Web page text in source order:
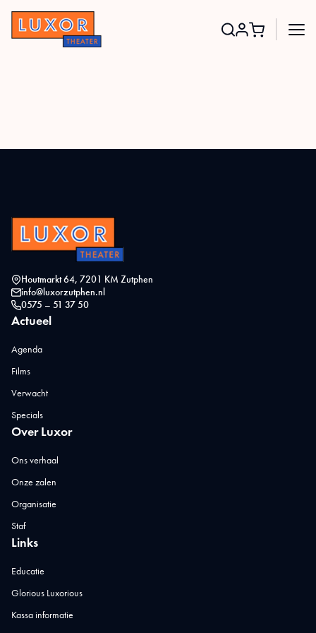
Houtmarkt 64, 7201 KM Zutphen
info@luxorzutphen.nl
0575 – 51 37 50
Actueel
Agenda
Films
Verwacht
Specials
Over Luxor
Ons verhaal
Onze zalen
Organisatie
Staf
Links
Educatie
Glorious Luxorious
Kassa informatie